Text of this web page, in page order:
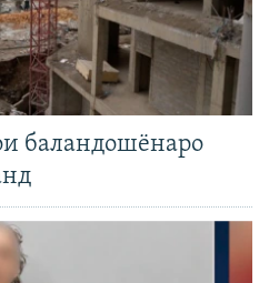
баландошёнаро